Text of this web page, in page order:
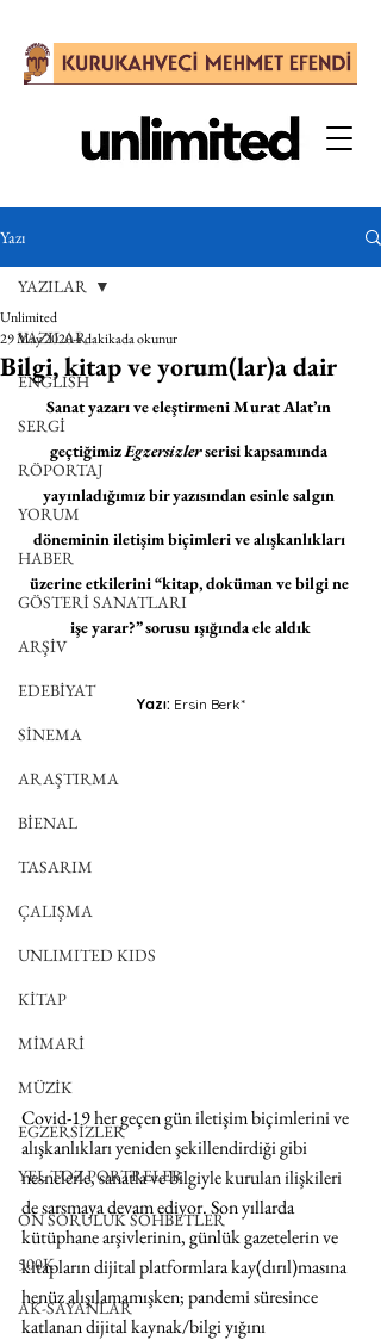
Yazı
YAZILAR
ENGLISH
SERGİ
RÖPORTAJ
YORUM
HABER
GÖSTERİ SANATLARI
ARŞİV
EDEBİYAT
SİNEMA
ARAŞTIRMA
BİENAL
TASARIM
ÇALIŞMA
UNLIMITED KIDS
KİTAP
MİMARİ
MÜZİK
EGZERSİZLER
YEL TOZ PORTRELER
ON SORULUK SOHBETLER
500K
AK-SAYANLAR
YAZILAR
Bilgi, kitap ve yorum(lar)a dair
Unlimited
29 May 20204 dakikada okunur
Sanat yazarı ve eleştirmeni Murat Alat’ın
geçtiğimiz Egzersizler serisi kapsamında
yayınladığımız bir yazısından esinle salgın
döneminin iletişim biçimleri ve alışkanlıkları
üzerine etkilerini “kitap, doküman ve bilgi ne
işe yarar?” sorusu ışığında ele aldık
Yazı: Ersin Berk*
Covid-19 her geçen gün iletişim biçimlerini ve
alışkanlıkları yeniden şekillendirdiği gibi
nesnelerle, sanatla ve bilgiyle kurulan ilişkileri
de sarsmaya devam ediyor. Son yıllarda
kütüphane arşivlerinin, günlük gazetelerin ve
kitapların dijital platformlara kay(dırıl)masına
henüz alışılamamışken; pandemi süresince
katlanan dijital kaynak/bilgi yığını